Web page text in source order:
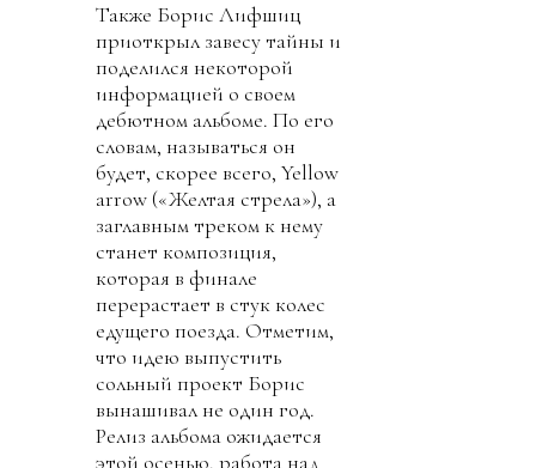
Также Борис Лифшиц
приоткрыл завесу тайны и
поделился некоторой
информацией о своем
дебютном альбоме. По его
словам, называться он
будет, скорее всего, Yellow
arrow («Желтая стрела»), а
заглавным треком к нему
станет композиция,
которая в финале
перерастает в стук колес
едущего поезда. Отметим,
что идею выпустить
сольный проект Борис
вынашивал не один год.
Релиз альбома ожидается
этой осенью, работа над